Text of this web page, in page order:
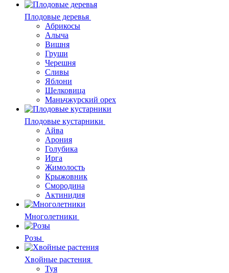
Плодовые деревья
Абрикосы
Алыча
Вишня
Груши
Черешня
Сливы
Яблони
Шелковица
Маньчжурский орех
Плодовые кустарники
Айва
Арония
Голубика
Ирга
Жимолость
Крыжовник
Смородина
Актинидия
Многолетники
Розы
Хвойные растения
Туя